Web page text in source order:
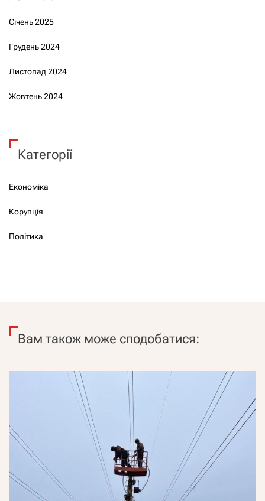
Січень 2025
Грудень 2024
Листопад 2024
Жовтень 2024
Категорії
Економіка
Корупція
Політика
Вам також може сподобатися: